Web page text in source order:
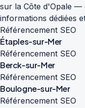
sur la Côte d'Opale —
informations dédiées
Référencement SEO
Étaples-sur-Mer
Référencement SEO
Berck-sur-Mer
Référencement SEO
Boulogne-sur-Mer
Référencement SEO